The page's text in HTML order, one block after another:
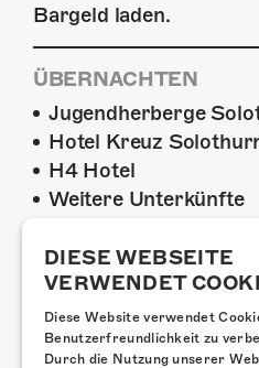
Bargeld laden.
ÜBERNACHTEN
Jugendherberge
Hotel Kreuz
H4 Hotel
Weitere Unterkünfte
FOODTRUCK
Auf dem
Foodtruck die Gäste
Essensangebot zu
DIESE WEBSEITE
VERWENDET
Diese Website verwendet
Benutzerfreundlichkeit zu
Durch die Nutzung unserer